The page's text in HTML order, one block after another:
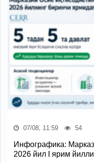
07/08, 11:59 54
Инфографика:
2026 йил I ярим